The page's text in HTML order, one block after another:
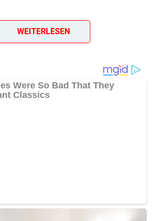
Rehsteaks in
waren in der
Delikatesse und stehen auch heute
Genuss. Dieses Rezept kombiniert
einer delikaten Aprikosensahnesauce,
WEITERLESEN